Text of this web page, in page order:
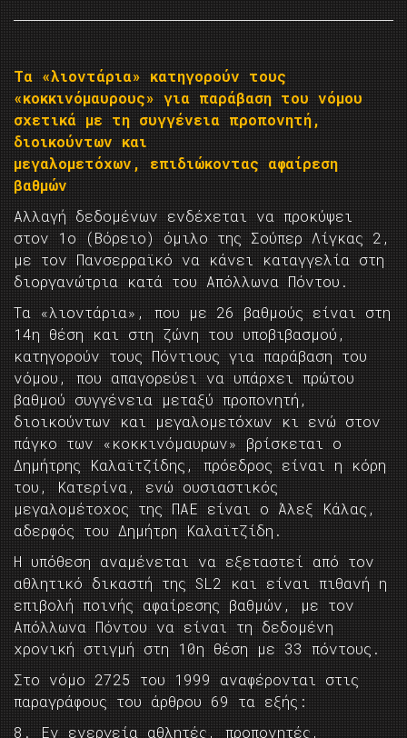
Τα «λιοντάρια» κατηγορούν τους
«κοκκινόμαυρους» για παράβαση του νόμου
σχετικά με τη συγγένεια προπονητή,
διοικούντων και
μεγαλομετόχων, επιδιώκοντας αφαίρεση
βαθμών
Αλλαγή δεδομένων ενδέχεται να προκύψει
στον 1ο (Βόρειο) όμιλο της Σούπερ Λίγκας 2,
με τον Πανσερραϊκό να κάνει καταγγελία στη
διοργανώτρια κατά του Απόλλωνα Πόντου.
Τα «λιοντάρια», που με 26 βαθμούς είναι στη
14η θέση και στη ζώνη του υποβιβασμού,
κατηγορούν τους Πόντιους για παράβαση του
νόμου, που απαγορεύει να υπάρχει πρώτου
βαθμού συγγένεια μεταξύ προπονητή,
διοικούντων και μεγαλομετόχων κι ενώ στον
πάγκο των «κοκκινόμαυρων» βρίσκεται ο
Δημήτρης Καλαϊτζίδης, πρόεδρος είναι η κόρη
του, Κατερίνα, ενώ ουσιαστικός
μεγαλομέτοχος της ΠΑΕ είναι ο Άλεξ Κάλας,
αδερφός του Δημήτρη Καλαϊτζίδη.
Η υπόθεση αναμένεται να εξεταστεί από τον
αθλητικό δικαστή της SL2 και είναι πιθανή η
επιβολή ποινής αφαίρεσης βαθμών, με τον
Απόλλωνα Πόντου να είναι τη δεδομένη
χρονική στιγμή στη 10η θέση με 33 πόντους.
Στο νόμο 2725 του 1999 αναφέρονται στις
παραγράφους του άρθρου 69 τα εξής:
8. Εν ενεργεία αθλητές, προπονητές,